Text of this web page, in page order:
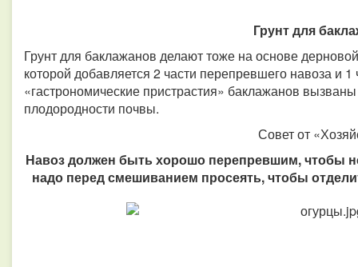
Грунт для
Грунт для баклажанов делают тоже на основе
которой добавляется 2 части перепревшего навоза и 1
«гастрономические пристрастия» баклажанов
плодородности почвы.
Совет от
Навоз должен быть хорошо перепревшим, чтобы
надо перед смешиванием просеять, чтобы